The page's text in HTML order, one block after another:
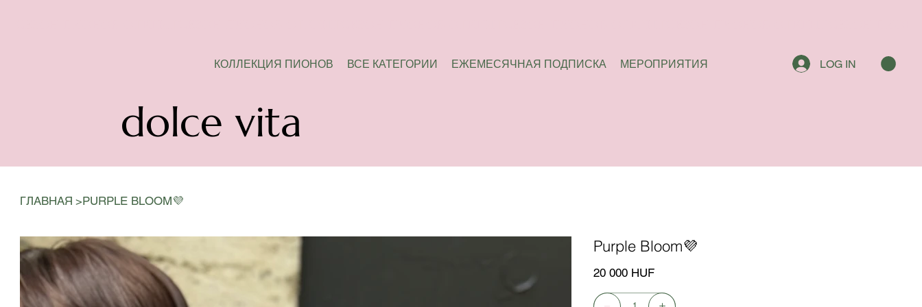
LOG IN
dolce vita
КОЛЛЕКЦИЯ ПИОНОВ ВСЕ КАТЕГОРИИ ЕЖЕМЕСЯЧНАЯ ПОДПИСКА МЕРОПРИЯТИЯ
ГЛАВНАЯ >PURPLE BLOOM💜
Purple Bloom💜
20 000 HUF